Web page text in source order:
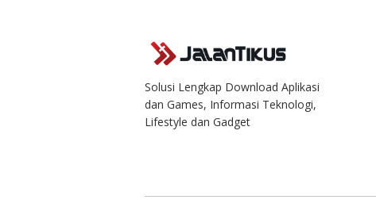
Solusi Lengkap Download Aplikasi
dan Games, Informasi Teknologi,
Lifestyle dan Gadget